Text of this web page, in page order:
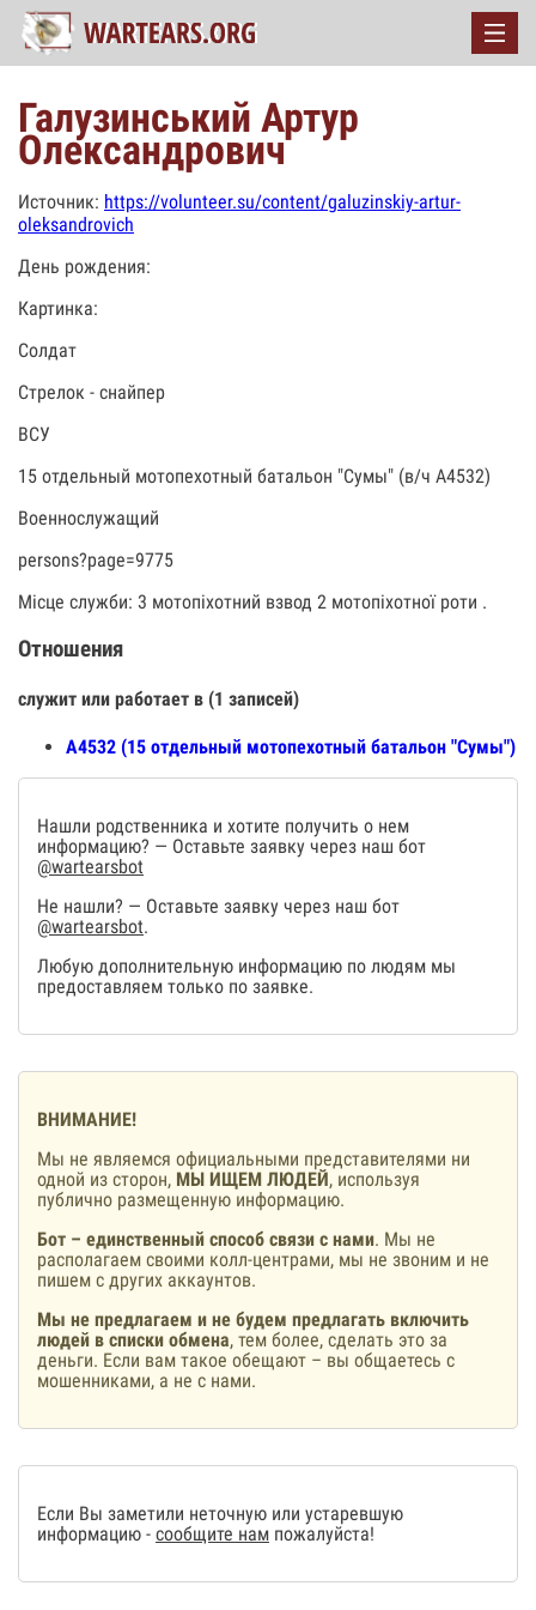
Галузинський Артур
Олександрович
Источник: https://volunteer.su/content/galuzinskiy-artur-
oleksandrovich
День рождения:
Картинка:
Солдат
Стрелок - снайпер
ВСУ
15 отдельный мотопехотный батальон "Сумы" (в/ч А4532)
Военнослужащий
persons?page=9775
Місце служби: 3 мотопіхотний взвод 2 мотопіхотної роти .
Отношения
служит или работает в (1 записей)
А4532 (15 отдельный мотопехотный батальон "Сумы")
Нашли родственника и хотите получить о нем
информацию? — Оставьте заявку через наш бот
@wartearsbot
Не нашли? — Оставьте заявку через наш бот
@wartearsbot.
Любую дополнительную информацию по людям мы
предоставляем только по заявке.
ВНИМАНИЕ!
Мы не являемся официальными представителями ни
одной из сторон, МЫ ИЩЕМ ЛЮДЕЙ, используя
публично размещенную информацию.
Бот – единственный способ связи с нами. Мы не
располагаем своими колл-центрами, мы не звоним и не
пишем с других аккаунтов.
Мы не предлагаем и не будем предлагать включить
людей в списки обмена, тем более, сделать это за
деньги. Если вам такое обещают – вы общаетесь с
мошенниками, а не с нами.
Если Вы заметили неточную или устаревшую
информацию - сообщите нам пожалуйста!